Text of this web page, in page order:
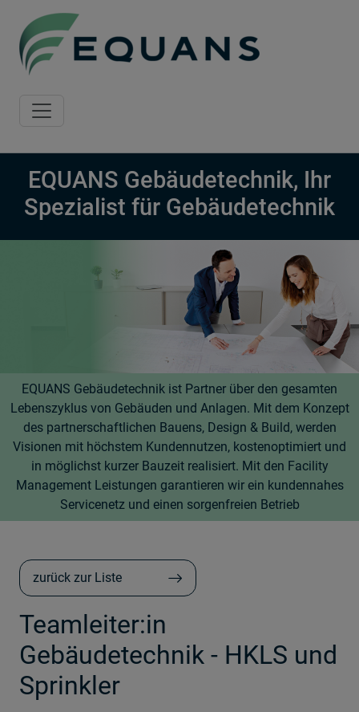
EQUANS Gebäudetechnik, Ihr
Spezialist für Gebäudetechnik
EQUANS Gebäudetechnik ist Partner über den gesamten
Lebenszyklus von Gebäuden und Anlagen. Mit dem Konzept
des partnerschaftlichen Bauens, Design & Build, werden
Visionen mit höchstem Kundennutzen, kostenoptimiert und
in möglichst kurzer Bauzeit realisiert. Mit den Facility
Management Leistungen garantieren wir ein kundennahes
Servicenetz und einen sorgenfreien Betrieb
zurück zur Liste
Teamleiter:in
Gebäudetechnik - HKLS und
Sprinkler